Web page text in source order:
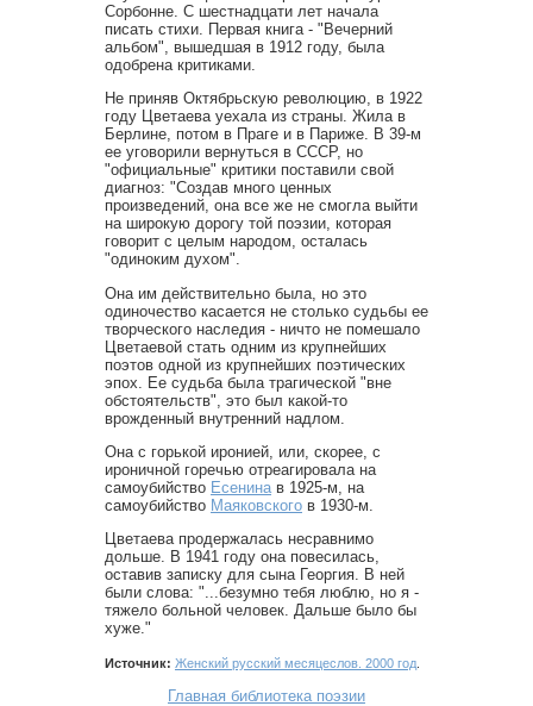
Сорбонне. С шестнадцати лет начала
писать стихи. Первая книга - "Вечерний
альбом", вышедшая в 1912 году, была
одобрена критиками.
Не приняв Октябрьскую революцию, в 1922
году Цветаева уехала из страны. Жила в
Берлине, потом в Праге и в Париже. В 39-м
ее уговорили вернуться в СССР, но
"официальные" критики поставили свой
диагноз: "Создав много ценных
произведений, она все же не смогла выйти
на широкую дорогу той поэзии, которая
говорит с целым народом, осталась
"одиноким духом".
Она им действительно была, но это
одиночество касается не столько судьбы ее
творческого наследия - ничто не помешало
Цветаевой стать одним из крупнейших
поэтов одной из крупнейших поэтических
эпох. Ее судьба была трагической "вне
обстоятельств", это был какой-то
врожденный внутренний надлом.
Она с горькой иронией, или, скорее, с
ироничной горечью отреагировала на
самоубийство Есенина в 1925-м, на
самоубийство Маяковского в 1930-м.
Цветаева продержалась несравнимо
дольше. В 1941 году она повесилась,
оставив записку для сына Георгия. В ней
были слова: "...безумно тебя люблю, но я -
тяжело больной человек. Дальше было бы
хуже."
Источник: Женский русский месяцеслов. 2000 год
Главная библиотека поэзии